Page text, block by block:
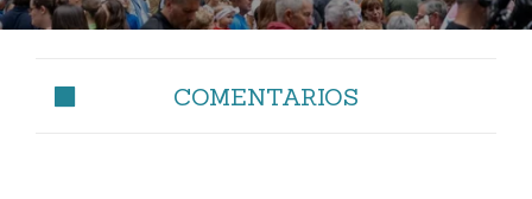
COMENTARIOS